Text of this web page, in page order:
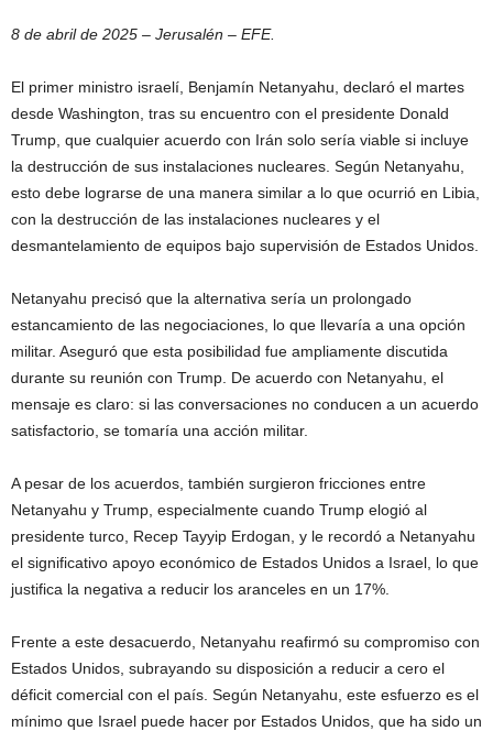
8 de abril de 2025 – Jerusalén – EFE.
El primer ministro israelí, Benjamín Netanyahu, declaró el martes
desde Washington, tras su encuentro con el presidente Donald
Trump, que cualquier acuerdo con Irán solo sería viable si incluye
la destrucción de sus instalaciones nucleares. Según Netanyahu,
esto debe lograrse de una manera similar a lo que ocurrió en Libia,
con la destrucción de las instalaciones nucleares y el
desmantelamiento de equipos bajo supervisión de Estados Unidos.
Netanyahu precisó que la alternativa sería un prolongado
estancamiento de las negociaciones, lo que llevaría a una opción
militar. Aseguró que esta posibilidad fue ampliamente discutida
durante su reunión con Trump. De acuerdo con Netanyahu, el
mensaje es claro: si las conversaciones no conducen a un acuerdo
satisfactorio, se tomaría una acción militar.
A pesar de los acuerdos, también surgieron fricciones entre
Netanyahu y Trump, especialmente cuando Trump elogió al
presidente turco, Recep Tayyip Erdogan, y le recordó a Netanyahu
el significativo apoyo económico de Estados Unidos a Israel, lo que
justifica la negativa a reducir los aranceles en un 17%.
Frente a este desacuerdo, Netanyahu reafirmó su compromiso con
Estados Unidos, subrayando su disposición a reducir a cero el
déficit comercial con el país. Según Netanyahu, este esfuerzo es el
mínimo que Israel puede hacer por Estados Unidos, que ha sido un